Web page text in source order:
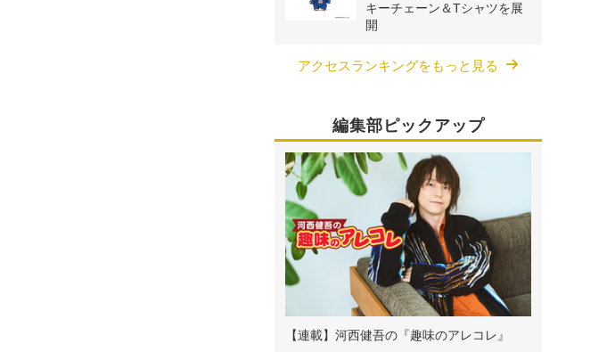
キーチェーン＆Tシャツを展
開
アクセスランキングをもっと見る
編集部ピックアップ
【連載】河西健吾の『趣味のアレコレ』